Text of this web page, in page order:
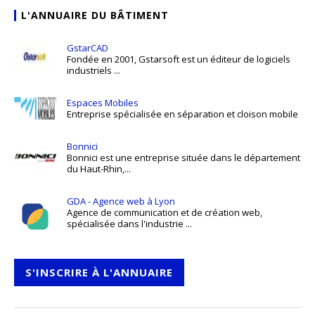
L'ANNUAIRE DU BÂTIMENT
GstarCAD
Fondée en 2001, Gstarsoft est un éditeur de logiciels
industriels ...
Espaces Mobiles
Entreprise spécialisée en séparation et cloison mobile
Bonnici
Bonnici est une entreprise située dans le département
du Haut-Rhin,...
GDA - Agence web à Lyon
Agence de communication et de création web,
spécialisée dans l'industrie ...
S'INSCRIRE À L'ANNUAIRE